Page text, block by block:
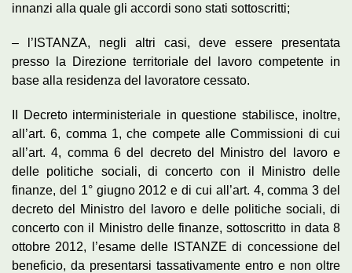
innanzi alla quale gli accordi sono stati sottoscritti;
– l’ISTANZA, negli altri casi, deve essere presentata
presso la Direzione territoriale del lavoro competente in
base alla residenza del lavoratore cessato.
II Decreto interministeriale in questione stabilisce, inoltre,
all’art. 6, comma 1, che compete alle Commissioni di cui
all’art. 4, comma 6 del decreto del Ministro del lavoro e
delle politiche sociali, di concerto con il Ministro delle
finanze, del 1° giugno 2012 e di cui all’art. 4, comma 3 del
decreto del Ministro del lavoro e delle politiche sociali, di
concerto con il Ministro delle finanze, sottoscritto in data 8
ottobre 2012, l’esame delle ISTANZE di concessione del
beneficio, da presentarsi tassativamente entro e non oltre